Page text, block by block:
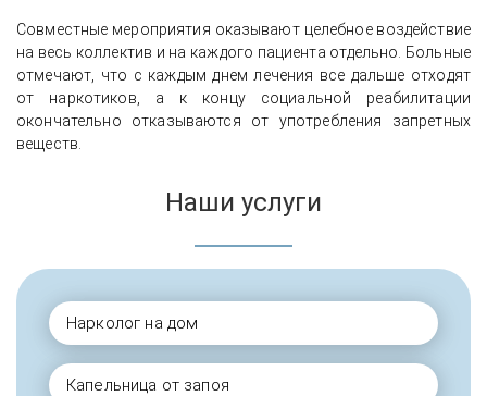
Совместные мероприятия оказывают целебное воздействие
на весь коллектив и на каждого пациента отдельно. Больные
отмечают, что с каждым днем лечения все дальше отходят
от наркотиков, а к концу социальной реабилитации
окончательно отказываются от употребления запретных
веществ.
Наши услуги
Нарколог на дом
Капельница от запоя